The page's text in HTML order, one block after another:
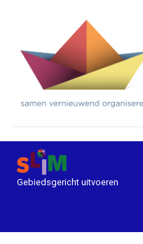
Gebiedsgericht uitvoeren